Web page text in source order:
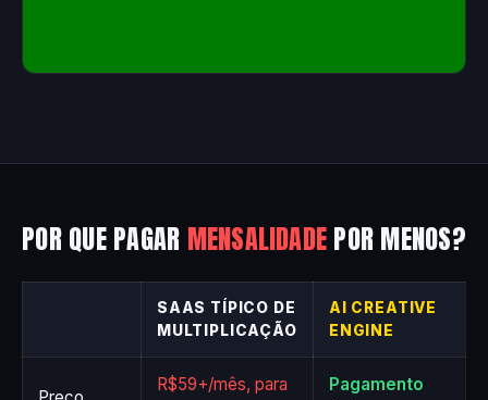
POR QUE PAGAR MENSALIDADEPOR MENOS?
SAAS TÍPICO DE
MULTIPLICAÇÃO
AI CREATIVE
ENGINE
R$59+/mês, para
Pagamento